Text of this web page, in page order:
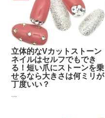
立体的なVカットストーン
ネイルはセルフでもでき
る！短い爪にストーンを乗
せるなら大きさは何ミリが
丁度いい？